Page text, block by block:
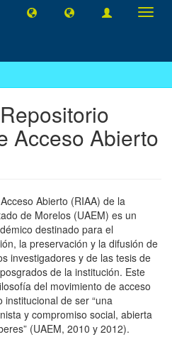
Acceso Abierto
Abierto (RIAA) de la
de Morelos (UAEM) es un
destinado para el
la preservación y la difusión de
investigadores y de las tesis de
de la institución. Este
del movimiento de acceso
de ser “una
y compromiso social, abierta
(UAEM, 2010 y 2012).